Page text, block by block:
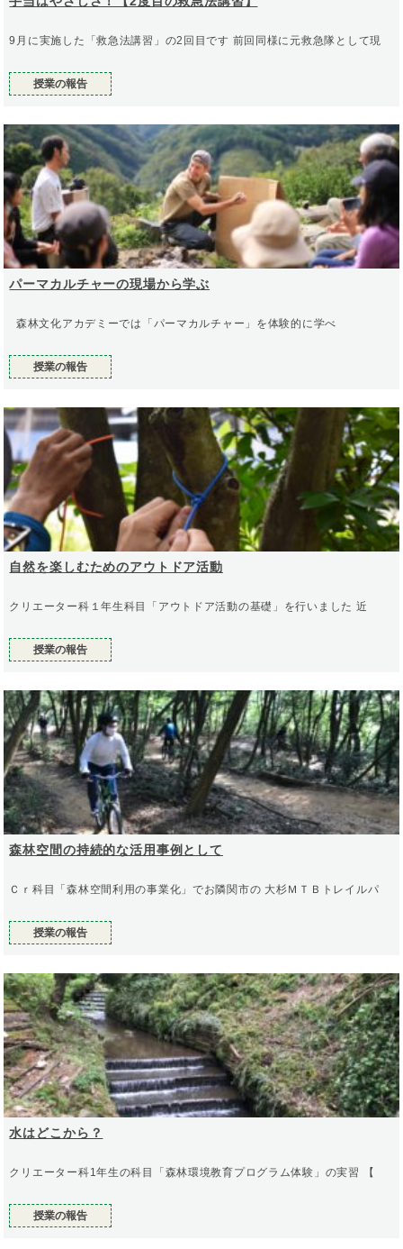
9月に実施した「救急法講習」の2回目です 前回同様に元救急隊として現
授業の報告
パーマカルチャーの現場から学ぶ
森林文化アカデミーでは「パーマカルチャー」を体験的に学べ
授業の報告
自然を楽しむためのアウトドア活動
クリエーター科１年生科目「アウトドア活動の基礎」を行いました 近
授業の報告
森林空間の持続的な活用事例として
Ｃｒ科目「森林空間利用の事業化」でお隣関市の 大杉ＭＴＢトレイルパ
授業の報告
水はどこから？
クリエーター科1年生の科目「森林環境教育プログラム体験」の実習 【
授業の報告